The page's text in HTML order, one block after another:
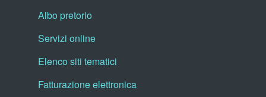
Albo pretorio
Servizi online
Elenco siti tematici
Fatturazione elettronica